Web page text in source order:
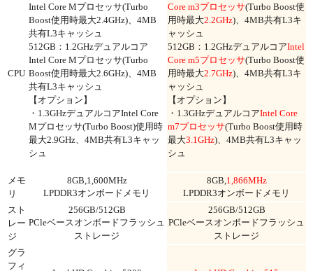
CPU
Intel Core Mプロセッサ(Turbo
Boost使用時最大2.4GHz)、4MB
共有L3キャッシュ
512GB：1.2GHzデュアルコア
Intel Core Mプロセッサ(Turbo
Boost使用時最大2.6GHz)、4MB
共有L3キャッシュ
【オプション】
・1.3GHzデュアルコアIntel Core
Mプロセッサ(Turbo Boost)使用時
最大2.9GHz、4MB共有L3キャッ
シュ
Core m3プロセッサ(Turbo Boost使
用時最大2.2GHz)、4MB共有L3キ
ャッシュ
512GB：1.2GHzデュアルコアIntel
Core m5プロセッサ(Turbo Boost使
用時最大2.7GHz)、4MB共有L3キ
ャッシュ
【オプション】
・1.3GHzデュアルコアIntel Core
m7プロセッサ(Turbo Boost使用時
最大3.1GHz)、4MB共有L3キャッ
シュ
メモ
リ
8GB,1,600MHz
LPDDR3オンボードメモリ
8GB, 1,866MHz
LPDDR3オンボードメモリ
スト
レー
ジ
256GB/512GB
PCleベースオンボードフラッシュ
ストレージ
256GB/512GB
PCleベースオンボードフラッシュ
ストレージ
グラ
フィ